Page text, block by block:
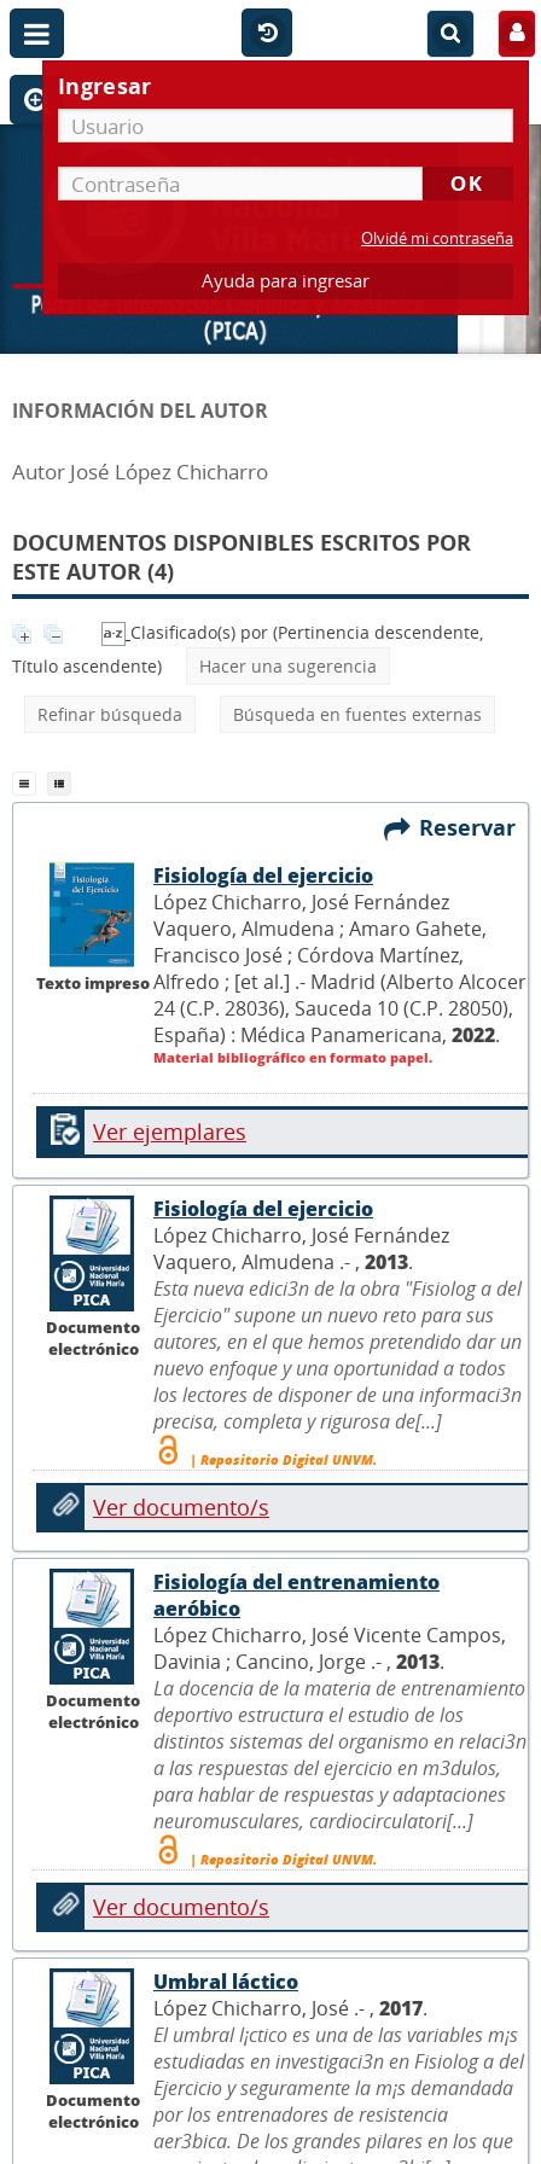
Ingresar
Olvidé mi contraseña
Ayuda para ingresar
INFORMACIÓN DEL AUTOR
Autor José López Chicharro
DOCUMENTOS DISPONIBLES ESCRITOS POR
ESTE AUTOR (4)
Clasificado(s) por (Pertinencia descendente,
Título ascendente)
Hacer una sugerencia
Refinar búsqueda Búsqueda en fuentes externas
Reservar
Texto impreso
Fisiología del ejercicio
López Chicharro, José Fernández
Vaquero, Almudena ; Amaro Gahete,
Francisco José ; Córdova Martínez,
Alfredo ; [et al.] .- Madrid (Alberto Alcocer
24 (C.P. 28036), Sauceda 10 (C.P. 28050),
España) : Médica Panamericana, 2022.
Material bibliográfico en formato papel.
Ver ejemplares
Documento
electrónico
Fisiología del ejercicio
López Chicharro, José Fernández
Vaquero, Almudena .- , 2013.
Esta nueva edici3n de la obra "Fisiolog a del
Ejercicio" supone un nuevo reto para sus
autores, en el que hemos pretendido dar un
nuevo enfoque y una oportunidad a todos
los lectores de disponer de una informaci3n
precisa, completa y rigurosa de[...]
| Repositorio Digital UNVM.
Ver documento/s
Documento
electrónico
Fisiología del entrenamiento
aeróbico
López Chicharro, José Vicente Campos,
Davinia ; Cancino, Jorge .- , 2013.
La docencia de la materia de entrenamiento
deportivo estructura el estudio de los
distintos sistemas del organismo en relaci3n
a las respuestas del ejercicio en m3dulos,
para hablar de respuestas y adaptaciones
neuromusculares, cardiocirculatori[...]
| Repositorio Digital UNVM.
Ver documento/s
Documento
electrónico
Umbral láctico
López Chicharro, José .- , 2017.
El umbral l¡ctico es una de las variables m¡s
estudiadas en investigaci3n en Fisiolog a del
Ejercicio y seguramente la m¡s demandada
por los entrenadores de resistencia
aer3bica. De los grandes pilares en los que